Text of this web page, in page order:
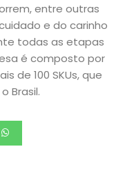
entre outras
e do carinho
todas as etapas
é composto por
de 100 SKUs, que
Brasil.